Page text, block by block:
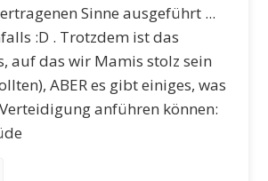
Sinne ausgeführt ...
:D . Trotzdem ist das
auf das wir Mamis stolz sein
ABER es gibt einiges, was
anführen können: